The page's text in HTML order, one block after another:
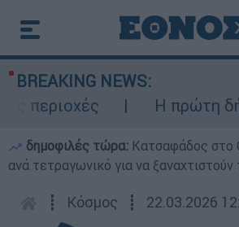
BREAKING NEWS:
Η πρώτη
δημοφιλές τώρα: Κατσαφάδος στο
ανά τετραγωνικό για να ξαναχτιστούν
┋ Κόσμος ┋ 22.03.2026